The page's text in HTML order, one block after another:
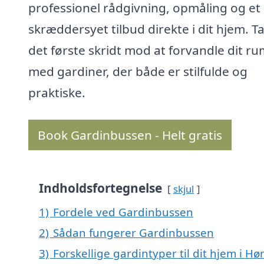
professionel rådgivning, opmåling og et
skræddersyet tilbud direkte i dit hjem.
det første skridt mod at forvandle dit
med gardiner, der både er stilfulde og
praktiske.
Book Gardinbussen - Helt gratis
Indholdsfortegnelse skjul
1) Fordele ved Gardinbussen
2) Sådan fungerer Gardinbussen
3) Forskellige gardintyper til dit hjem i